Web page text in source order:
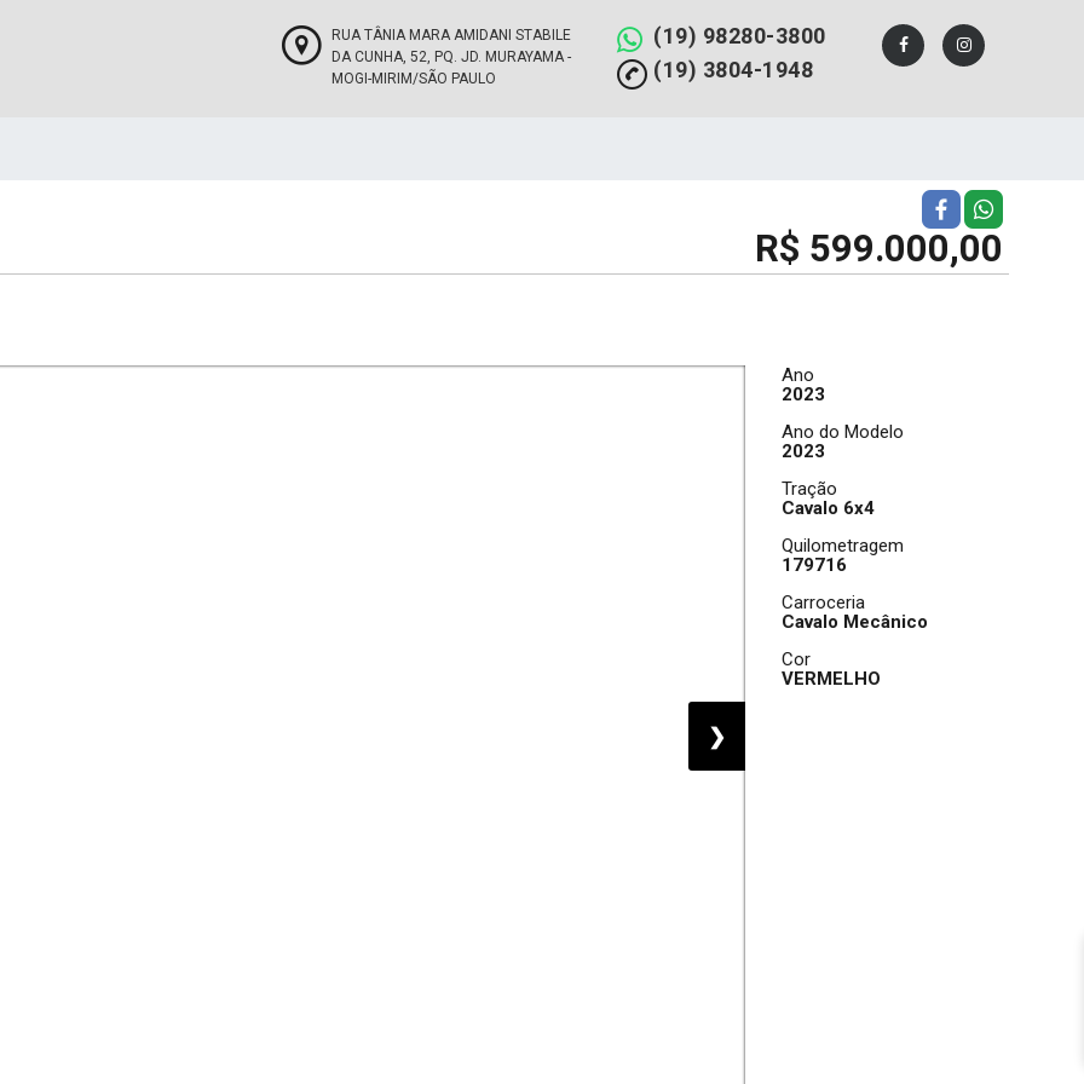
(19) 98280-3800
(19) 3804-1948
RUA TÂNIA MARA AMIDANI STABILE
DA CUNHA, 52, PQ. JD. MURAYAMA -
MOGI-MIRIM/SÃO PAULO
R$ 599.000,00
❯
Ano
2023
Ano do Modelo
2023
Tração
Cavalo 6x4
Quilometragem
179716
Carroceria
Cavalo Mecânico
Cor
VERMELHO